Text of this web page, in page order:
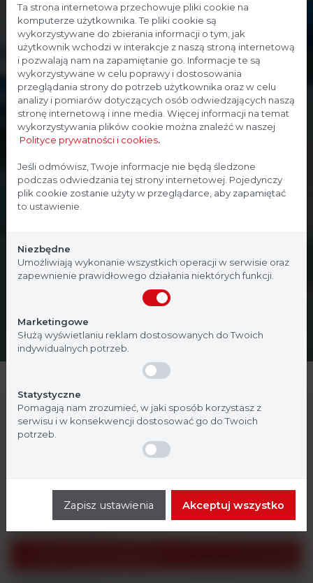
Analityka ogólna
Badania molekularne
Strona przeznaczona dla
profesjonalistów
przeznaczone dla profesjonalistów z branży
medycznej. Potwierdź, że jesteś profesjonalistą:
Nie jestem
Ta strona internetowa przechowuje pliki cookie na
komputerze użytkownika. Te pliki cookie są
wykorzystywane do zbierania informacji o tym, jak
użytkownik wchodzi w interakcje z naszą stroną internetową
i pozwalają nam na zapamiętanie go. Informacje te są
wykorzystywane w celu poprawy i dostosowania
przeglądania strony do potrzeb użytkownika oraz w celu
analizy i pomiarów dotyczących osób odwiedzających naszą
stronę internetową i inne media. Więcej informacji na temat
wykorzystywania plików cookie można znaleźć w naszej
Polityce prywatności i cookies.
Jeśli odmówisz, Twoje informacje nie będą śledzone
podczas odwiedzania tej strony internetowej. Pojedynczy
plik cookie zostanie użyty w przeglądarce, aby zapamiętać
to ustawienie.
Niezbędne
Umożliwiają wykonanie wszystkich operacji w serwisie oraz
zapewnienie prawidłowego działania niektórych funkcji.
Marketingowe
Służą wyświetlaniu reklam dostosowanych do Twoich
indywidualnych potrzeb.
Statystyczne
Pomagają nam zrozumieć, w jaki sposób korzystasz z
serwisu i w konsekwencji dostosować go do Twoich
potrzeb.
Zapisz ustawienia Akceptuj wszystko